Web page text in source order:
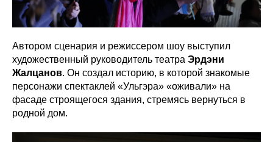
Автором сценария и режиссером шоу выступил
художественный руководитель театра Эрдэни
Жалцанов. Он создал историю, в которой знакомые
персонажи спектаклей «Ульгэра» «оживали» на
фасаде строящегося здания, стремясь вернуться в
родной дом.